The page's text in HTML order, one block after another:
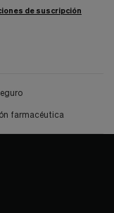
de suscripción
farmacéutica